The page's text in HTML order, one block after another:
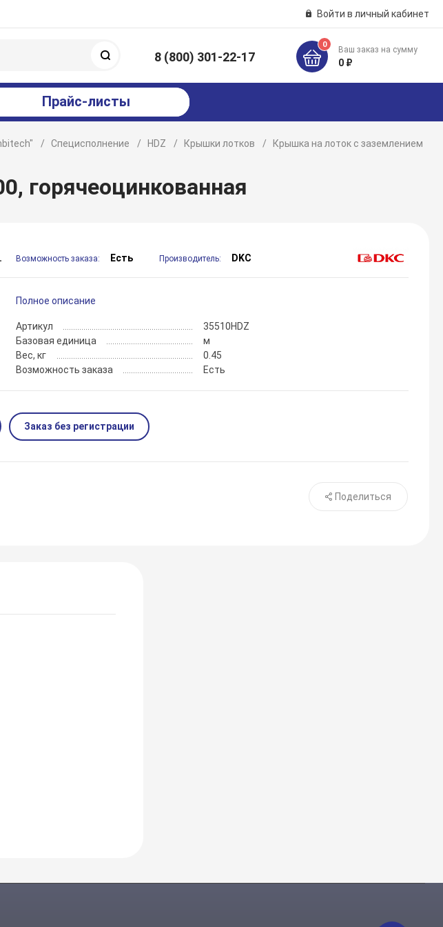
Войти в личный кабинет
8 (800) 301-22-17
0
Ваш заказ на сумму
0 ₽
Прайс-листы
Специсполнение HDZ Крышки лотков
Крышка на лоток с заземлением
горячеоцинкованная
Возможность заказа: Есть Производитель: DKC
Полное описание
Артикул
35510HDZ
Базовая единица
м
Вес, кг
0.45
Возможность заказа
Есть
Заказ без регистрации
Поделиться